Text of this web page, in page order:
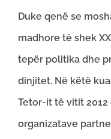
Duke qenë se
madhore të shek
tepër politika dhe
dinjitet. Në këtë
Tetor-it të vitit
organizatave